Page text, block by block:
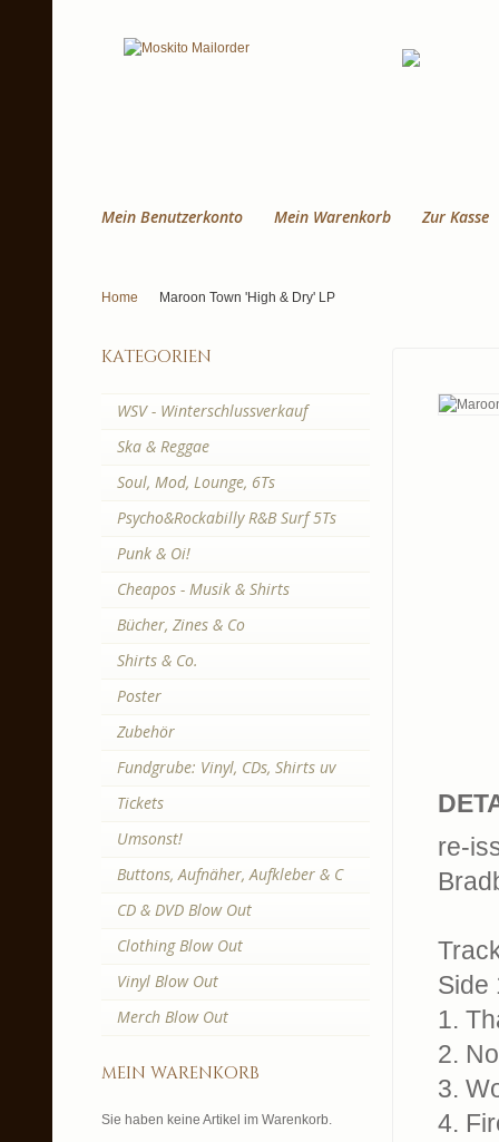
Mein Benutzerkonto Mein Warenkorb Zur Kasse
Home Maroon Town 'High & Dry' LP
re-
Side
1.
2.
3.
4.
kategorien
WSV - Winterschlussverkauf
Ska & Reggae
Soul, Mod, Lounge, 6Ts
Psycho&Rockabilly R&B Surf 5Ts
Punk & Oi!
Cheapos - Musik & Shirts
Bücher, Zines & Co
Shirts & Co.
Poster
Zubehör
Fundgrube: Vinyl, CDs, Shirts uv
Tickets
Umsonst!
Buttons, Aufnäher, Aufkleber & C
CD & DVD Blow Out
Clothing Blow Out
Vinyl Blow Out
Merch Blow Out
mein warenkorb
Sie haben keine Artikel im Warenkorb.